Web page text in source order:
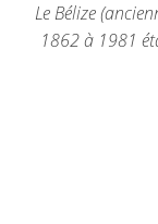
Le Bélize
1862 à 1981